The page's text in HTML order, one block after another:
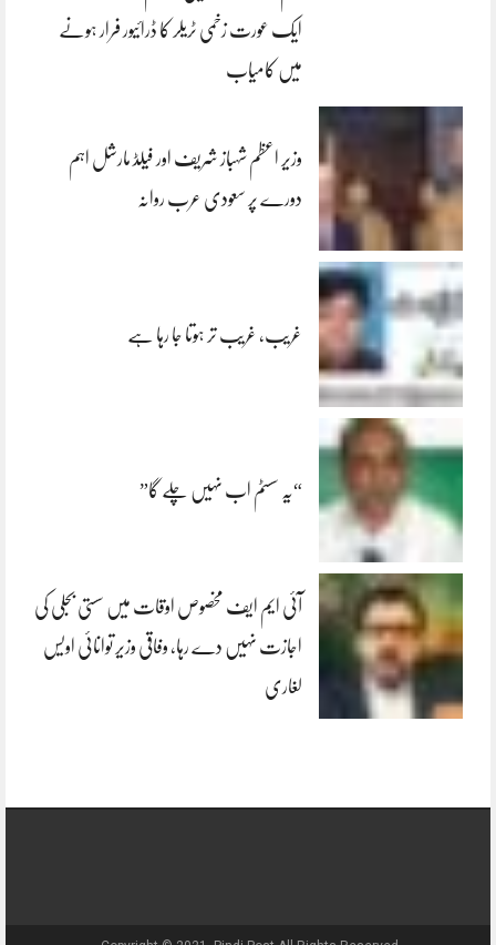
ایک عورت زخمی ٹریلر کا ڈرائیور فرار ہونے
میں کامیاب
وزیر اعظم شہباز شریف اور فیلڈ مارشل اہم
دورے پر سعودی عرب روانہ
غریب، غریب تر ہوتا جا رہا ہے
“یہ سسٹم اب نہیں چلے گا”
آئی ایم ایف مخصوص اوقات میں سستی بجلی کی
اجازت نہیں دے رہا، وفاقی وزیر توانائی اویس
لغاری